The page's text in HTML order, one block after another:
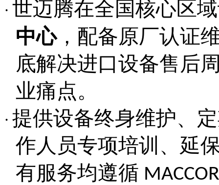
· 世迈腾在全国核心区
中心，配备原厂认证
底解决进口设备售后
业痛点。
· 提供设备终身维护、
作人员专项培训、延
有服务均遵循